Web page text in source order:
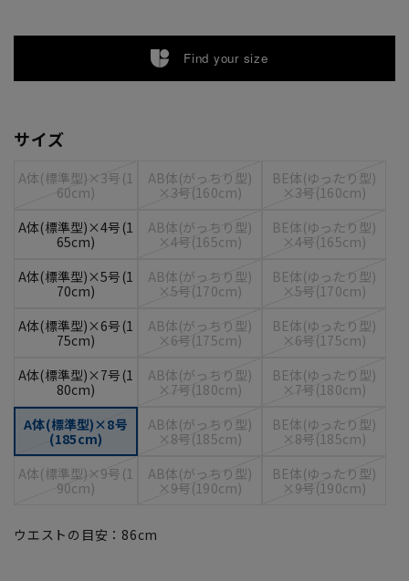
Find your size
サイズ
A体(標準型)×3号(1
60cm)
AB体(がっちり型)
×3号(160cm)
BE体(ゆったり型)
×3号(160cm)
A体(標準型)×4号(1
65cm)
AB体(がっちり型)
×4号(165cm)
BE体(ゆったり型)
×4号(165cm)
A体(標準型)×5号(1
70cm)
AB体(がっちり型)
×5号(170cm)
BE体(ゆったり型)
×5号(170cm)
A体(標準型)×6号(1
75cm)
AB体(がっちり型)
×6号(175cm)
BE体(ゆったり型)
×6号(175cm)
A体(標準型)×7号(1
80cm)
AB体(がっちり型)
×7号(180cm)
BE体(ゆったり型)
×7号(180cm)
A体(標準型)×8号
(185cm)
AB体(がっちり型)
×8号(185cm)
BE体(ゆったり型)
×8号(185cm)
A体(標準型)×9号(1
90cm)
AB体(がっちり型)
×9号(190cm)
BE体(ゆったり型)
×9号(190cm)
ウエストの目安： 86cm